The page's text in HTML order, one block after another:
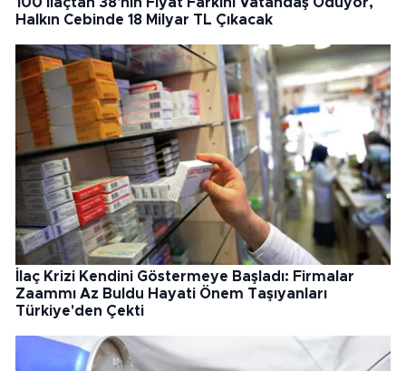
100 İlaçtan 38'nin Fiyat Farkını Vatandaş Ödüyor,
Halkın Cebinde 18 Milyar TL Çıkacak
İlaç Krizi Kendini Göstermeye Başladı: Firmalar
Zaammı Az Buldu Hayati Önem Taşıyanları
Türkiye'den Çekti